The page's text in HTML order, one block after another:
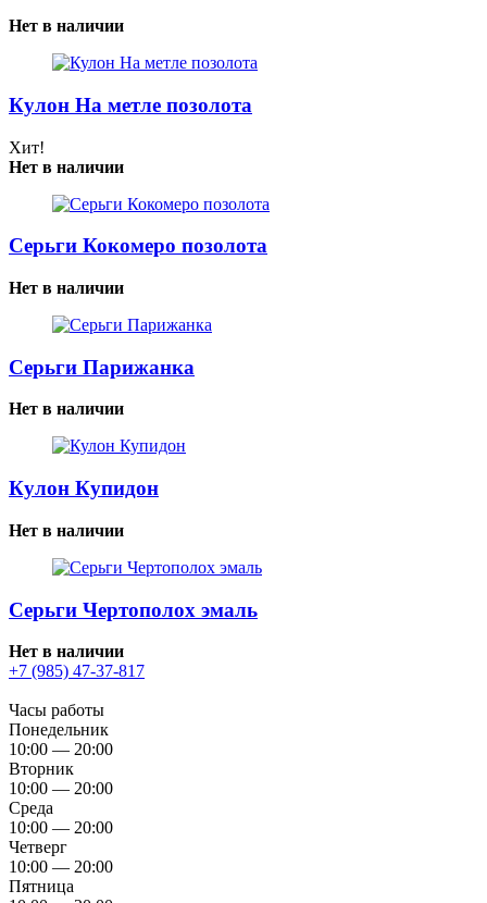
Нет в наличии
Кулон На метле позолота
Хит!
Нет в наличии
Серьги Кокомеро позолота
Нет в наличии
Серьги Парижанка
Нет в наличии
Кулон Купидон
Нет в наличии
Серьги Чертополох эмаль
Нет в наличии
+7 (985) 47-37-817
Часы работы
Понедельник
10:00 — 20:00
Вторник
10:00 — 20:00
Среда
10:00 — 20:00
Четверг
10:00 — 20:00
Пятница